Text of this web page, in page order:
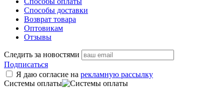
Способы доставки
Возврат товара
Оптовикам
Отзывы
Следить за новостями
Подписаться
Я даю согласие на рекламную рассылку
Системы оплаты